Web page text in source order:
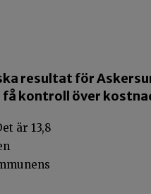
resultat för
kontroll över
är 13,8